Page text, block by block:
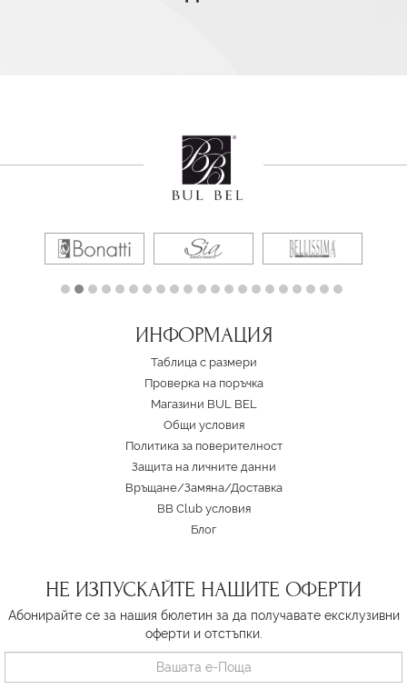
ИНФОРМАЦИЯ
Таблица с размери
Проверка на поръчка
Магазини BUL BEL
Oбщи условия
Политика за поверителност
Защита на личните данни
Връщане/Замяна/Доставка
BB Club условия
Блог
НЕ ИЗПУСКАЙТЕ НАШИТЕ ОФЕРТИ
Абонирайте се за нашия бюлетин за да получавате ексклузивни
оферти и отстъпки.